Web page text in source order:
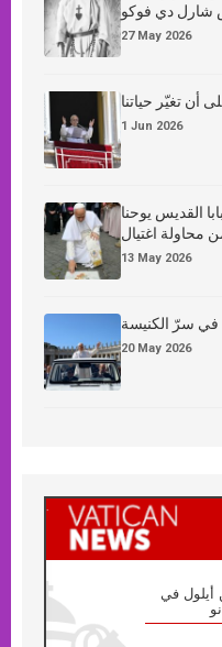
شارل دي فوكو
27 May 2026
أن تغيّر حياتنا
1 Jun 2026
القديس يوحنا
محاولة اغتيال
13 May 2026
في سرّ الكنيسة
20 May 2026
أيلول في